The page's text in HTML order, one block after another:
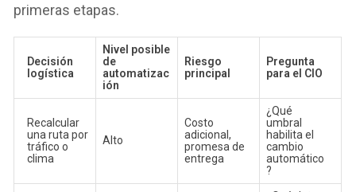
primeras etapas.
Decisión
logística
Nivel posible
de
automatizac
ión
Riesgo
principal
Pregunta
para el CIO
Recalcular
una ruta por
tráfico o
clima
Alto
Costo
adicional,
promesa de
entrega
¿Qué
umbral
habilita el
cambio
automático
?